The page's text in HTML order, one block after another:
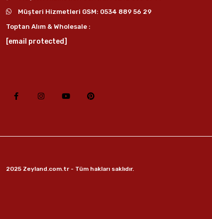
Müşteri Hizmetleri GSM: 0534 889 56 29
Toptan Alım & Wholesale :
[email protected]
2025 Zeyland.com.tr - Tüm hakları saklıdır.